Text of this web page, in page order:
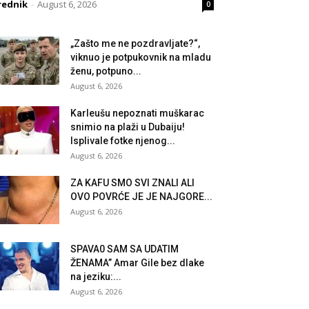
- August 6, 2026 0
„Zašto me ne pozdravljate?“,
viknuo je potpukovnik na mladu
ženu, potpuno...
August 6, 2026
Karleušu nepoznati muškarac
snimio na plaži u Dubaiju!
Isplivale fotke njenog...
August 6, 2026
ZA KAFU SMO SVI ZNALI ALI
OVO POVRĆE JE JE NAJGORE...
August 6, 2026
SPAVA0 SAM SA UDATIM
ŽENAMA” Amar Gile bez dlake
na jeziku:...
August 6, 2026